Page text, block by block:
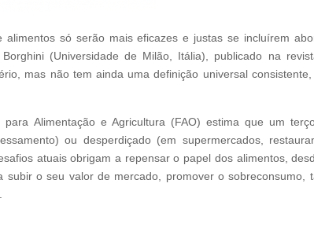
só serão mais eficazes e justas se incluírem
(Universidade de Milão, Itália), publicado na
mas não tem ainda uma definição universal
Alimentação e Agricultura (FAO) estima que um
ou desperdiçado (em supermercados,
atuais obrigam a repensar o papel dos alimentos,
subir o seu valor de mercado, promover o sobreconsumo,